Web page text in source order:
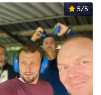
5/5